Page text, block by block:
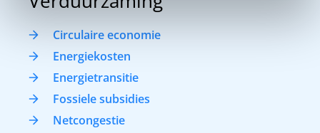
Circulaire economie
Energiekosten
Energietransitie
Fossiele subsidies
Netcongestie